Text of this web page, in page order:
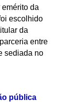
da
escolhido
da
entre
sediada no
pública